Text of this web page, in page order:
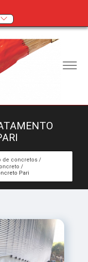
de concretos
Pari